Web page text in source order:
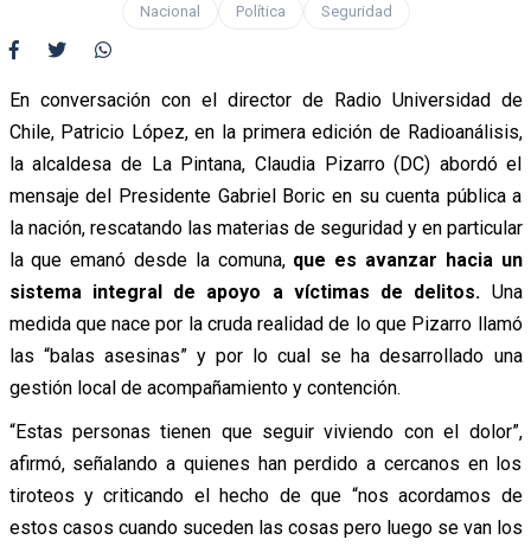
Nacional Política Seguridad
En conversación con el director de Radio Universidad de
Chile, Patricio López, en la primera edición de Radioanálisis,
la alcaldesa de La Pintana, Claudia Pizarro (DC) abordó el
mensaje del Presidente Gabriel Boric en su cuenta pública a
la nación, rescatando las materias de seguridad y en particular
la que emanó desde la comuna,que es avanzar hacia un
sistema integral de apoyo a víctimas de delitos. Una
medida que nace por la cruda realidad de lo que Pizarro llamó
las “balas asesinas” y por lo cual se ha desarrollado una
gestión local de acompañamiento y contención.
“Estas personas tienen que seguir viviendo con el dolor”,
afirmó, señalando a quienes han perdido a cercanos en los
tiroteos y criticando el hecho de que “nos acordamos de
estos casos cuando suceden las cosas pero luego se van los